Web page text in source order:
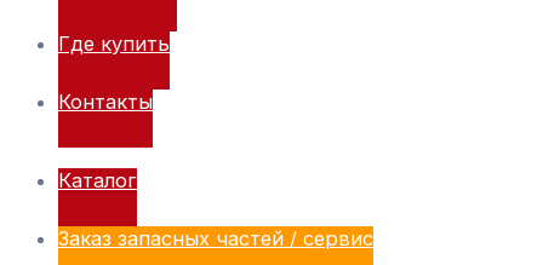
Где купить
Контакты
Каталог
Заказ запасных частей / сервис